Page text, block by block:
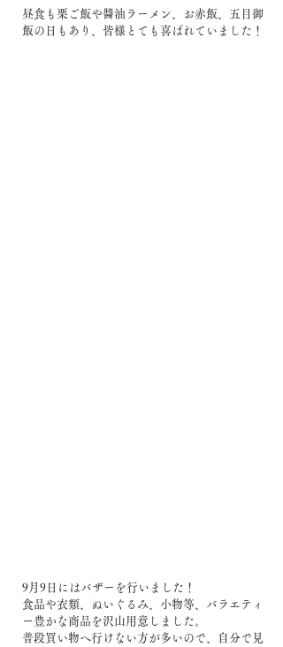
昼食も栗ご飯や醬油ラーメン、お赤飯、五目御
飯の日もあり、皆様とても喜ばれていました！
9月9日にはバザーを行いました！
食品や衣類、ぬいぐるみ、小物等、バラエティ
ー豊かな商品を沢山用意しました。
普段買い物へ行けない方が多いので、自分で見